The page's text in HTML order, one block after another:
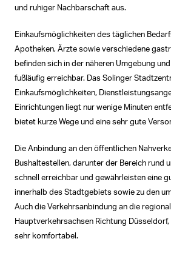
und ruhiger Nachbarschaft aus.
Einkaufsmöglichkeiten des täglichen
Apotheken, Ärzte sowie verschiedene
befinden sich in der näheren Umgebung
fußläufig erreichbar. Das Solinger
Einkaufsmöglichkeiten,
Einrichtungen liegt nur wenige Minuten
bietet kurze Wege und eine sehr gute
Die Anbindung an den öffentlichen
Bushaltestellen, darunter der Bereich rund
schnell erreichbar und gewährleisten eine
innerhalb des Stadtgebiets sowie zu den
Auch die Verkehrsanbindung an die
Hauptverkehrsachsen Richtung
sehr komfortabel.